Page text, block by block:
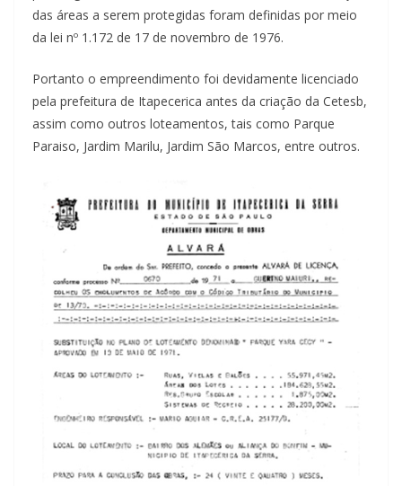
das áreas a serem protegidas foram definidas por meio
da lei nº 1.172 de 17 de novembro de 1976.
Portanto o empreendimento foi devidamente licenciado
pela prefeitura de Itapecerica antes da criação da Cetesb,
assim como outros loteamentos, tais como Parque
Paraiso, Jardim Marilu, Jardim São Marcos, entre outros.